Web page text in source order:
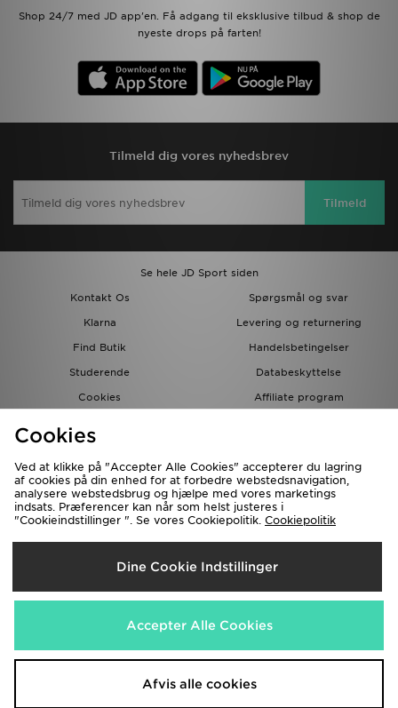
Shop 24/7 med JD app'en. Få adgang til eksklusive tilbud & shop de
nyeste drops på farten!
Tilmeld dig vores nyhedsbrev
Tilmeld
Se hele JD Sport siden
Kontakt Os
Spørgsmål og svar
Klarna
Levering og returnering
Find Butik
Handelsbetingelser
Studerende
Databeskyttelse
Cookies
Affiliate program
Forsendelse Til
Danmark
Vi accepterer de følgende betalingsmetoder
Besøg vores samarbejdspartneres websites
Cookies
Ved at klikke på "Accepter Alle Cookies" accepterer du lagring
af cookies på din enhed for at forbedre webstedsnavigation,
analysere webstedsbrug og hjælpe med vores marketings
indsats. Præferencer kan når som helst justeres i
"Cookieindstillinger ". Se vores Cookiepolitik. Cookiepolitik
Dine Cookie Indstillinger
Accepter Alle Cookies
Afvis alle cookies